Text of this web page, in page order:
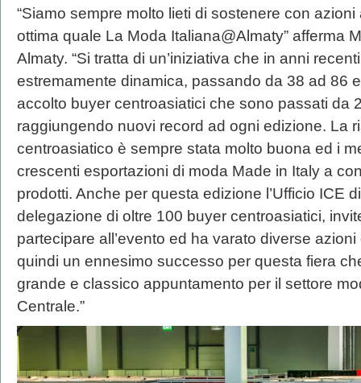
“Siamo sempre molto lieti di sostenere con
ottima quale La Moda Italiana@Almaty” afferma
Almaty. “Si tratta di un’iniziativa che in anni
estremamente dinamica, passando da 38 ad 86
accolto buyer centroasiatici che sono passati da
raggiungendo nuovi record ad ogni edizione. La
centroasiatico è sempre stata molto buona ed i
crescenti esportazioni di moda Made in Italy a
prodotti. Anche per questa edizione l’Ufficio ICE
delegazione di oltre 100 buyer centroasiatici,
partecipare all’evento ed ha varato diverse
quindi un ennesimo successo per questa fiera
grande e classico appuntamento per il settore
Centrale.”